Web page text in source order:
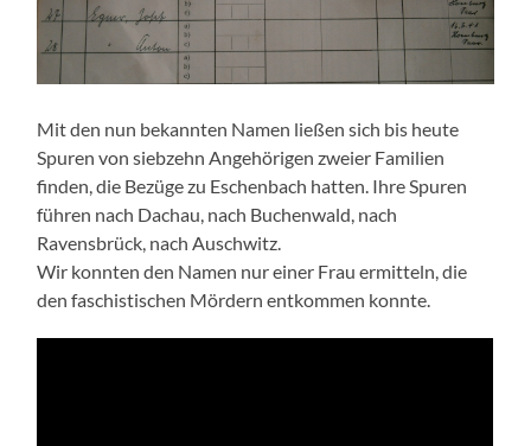
Mit den nun bekannten Namen ließen sich bis heute
Spuren von siebzehn Angehörigen zweier Familien
finden, die Bezüge zu Eschenbach hatten. Ihre Spuren
führen nach Dachau, nach Buchenwald, nach
Ravensbrück, nach Auschwitz.
Wir konnten den Namen nur einer Frau ermitteln, die
den faschistischen Mördern entkommen konnte.